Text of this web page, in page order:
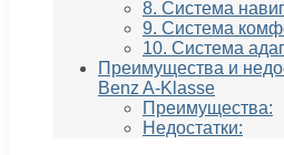
8. Система
9. Система
10. Система
Преимущества и
Benz A-Klasse
Преимущества:
Недостатки: